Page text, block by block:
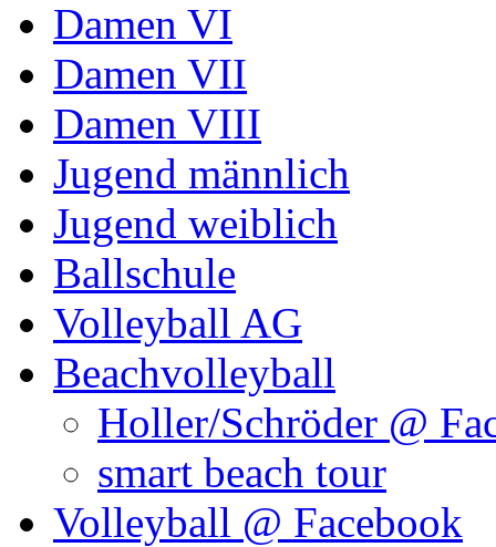
Damen VI
Damen VII
Damen VIII
Jugend männlich
Jugend weiblich
Ballschule
Volleyball AG
Beachvolleyball
Holler/Schröder @
smart beach tour
Volleyball @ Facebook